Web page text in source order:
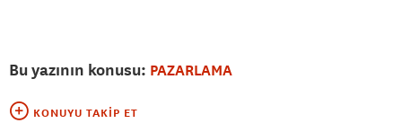
Bu yazının konusu: PAZARLAMA
KONUYU TAKIP ET